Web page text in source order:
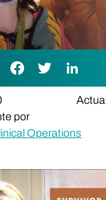
Enlace de Facebook
Enlace deEnlace
por
Operations